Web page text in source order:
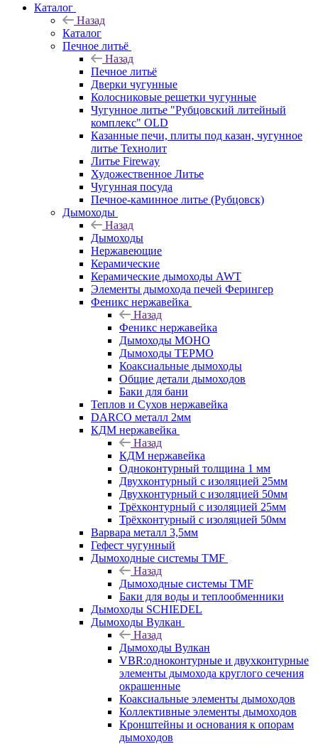
Каталог
Назад
Каталог
Печное литьё
Назад
Печное литьё
Дверки чугунные
Колосниковые решетки чугунные
Чугунное литье "Рубцовский литейный
комплекс" OLD
Казанные печи, плиты под казан, чугунное
литье Технолит
Литье Fireway
Художественное Литье
Чугунная посуда
Печное-каминное литье (Рубцовск)
Дымоходы
Назад
Дымоходы
Нержавеющие
Керамические
Керамические дымоходы AWT
Элементы дымохода печей Ферингер
Феникс нержавейка
Назад
Феникс нержавейка
Дымоходы МОНО
Дымоходы ТЕРМО
Коаксиальные дымоходы
Общие детали дымоходов
Баки для бани
Теплов и Сухов нержавейка
DARCO металл 2мм
КДМ нержавейка
Назад
КДМ нержавейка
Одноконтурный толщина 1 мм
Двухконтурный с изоляцией 25мм
Двухконтурный с изоляцией 50мм
Трёхконтурный с изоляцией 25мм
Трёхконтурный с изоляцией 50мм
Варвара металл 3,5мм
Гефест чугунный
Дымоходные системы TMF
Назад
Дымоходные системы TMF
Баки для воды и теплообменники
Дымоходы SCHIEDEL
Дымоходы Вулкан
Назад
Дымоходы Вулкан
VBR:одноконтурные и двухконтурные
элементы дымохода круглого сечения
окрашенные
Коаксиальные элементы дымоходов
Коллективные элементы дымоходов
Кронштейны и основания к опорам
дымоходов